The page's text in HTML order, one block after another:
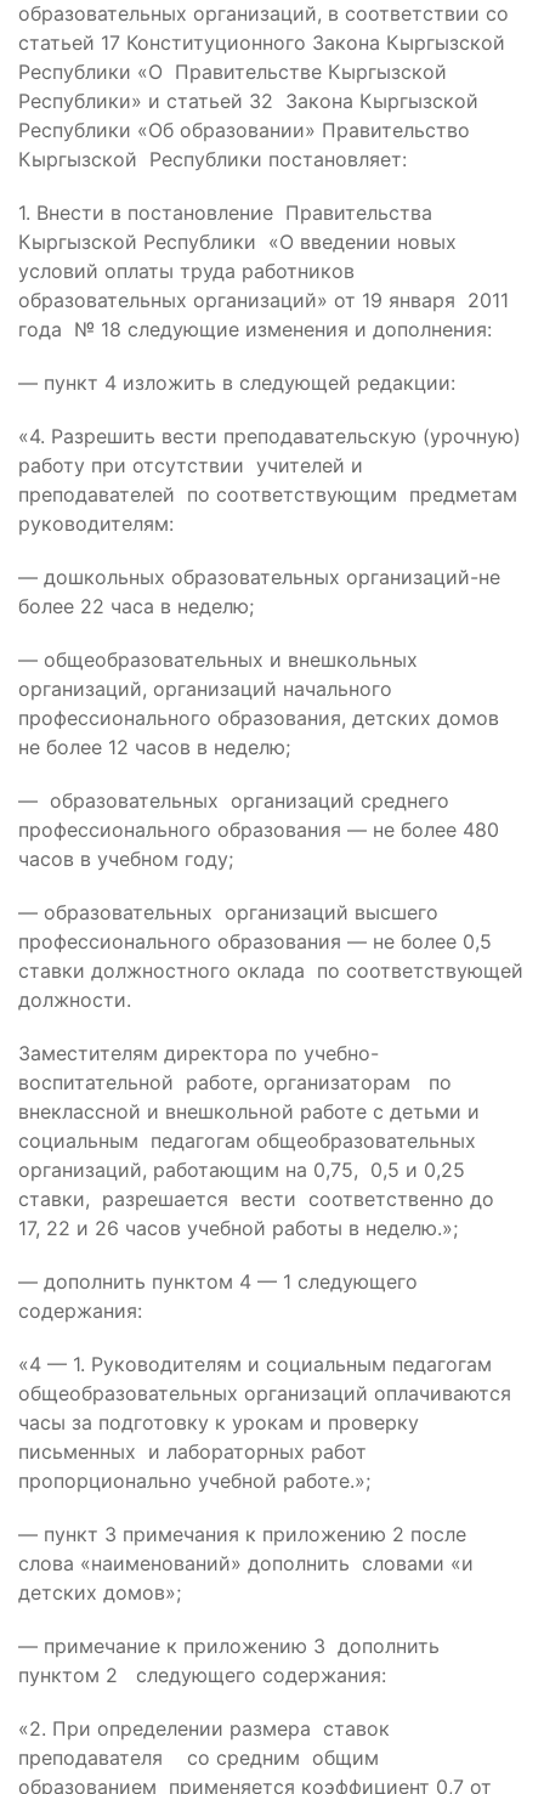
образовательных организаций, в соответствии со
статьей 17 Конституционного Закона Кыргызской
Республики «О Правительстве Кыргызской
Республики» и статьей 32 Закона Кыргызской
Республики «Об образовании» Правительство
Кыргызской Республики постановляет:
1. Внести в постановление Правительства
Кыргызской Республики «О введении новых
условий оплаты труда работников
образовательных организаций» от 19 января 2011
года № 18 следующие изменения и дополнения:
— пункт 4 изложить в следующей редакции:
«4. Разрешить вести преподавательскую (урочную)
работу при отсутствии учителей и
преподавателей по соответствующим предметам
руководителям:
— дошкольных образовательных организаций-не
более 22 часа в неделю;
— общеобразовательных и внешкольных
организаций, организаций начального
профессионального образования, детских домов
не более 12 часов в неделю;
— образовательных организаций среднего
профессионального образования — не более 480
часов в учебном году;
— образовательных организаций высшего
профессионального образования — не более 0,5
ставки должностного оклада по соответствующей
должности.
Заместителям директора по учебно-
воспитательной работе, организаторам по
внеклассной и внешкольной работе с детьми и
социальным педагогам общеобразовательных
организаций, работающим на 0,75, 0,5 и 0,25
ставки, разрешается вести соответственно до
17, 22 и 26 часов учебной работы в неделю.»;
— дополнить пунктом 4 — 1 следующего
содержания:
«4 — 1. Руководителям и социальным педагогам
общеобразовательных организаций оплачиваются
часы за подготовку к урокам и проверку
письменных и лабораторных работ
пропорционально учебной работе.»;
— пункт 3 примечания к приложению 2 после
слова «наименований» дополнить словами «и
детских домов»;
— примечание к приложению 3 дополнить
пунктом 2 следующего содержания:
«2. При определении размера ставок
преподавателя со средним общим
образованием применяется коэффициент 0,7 от